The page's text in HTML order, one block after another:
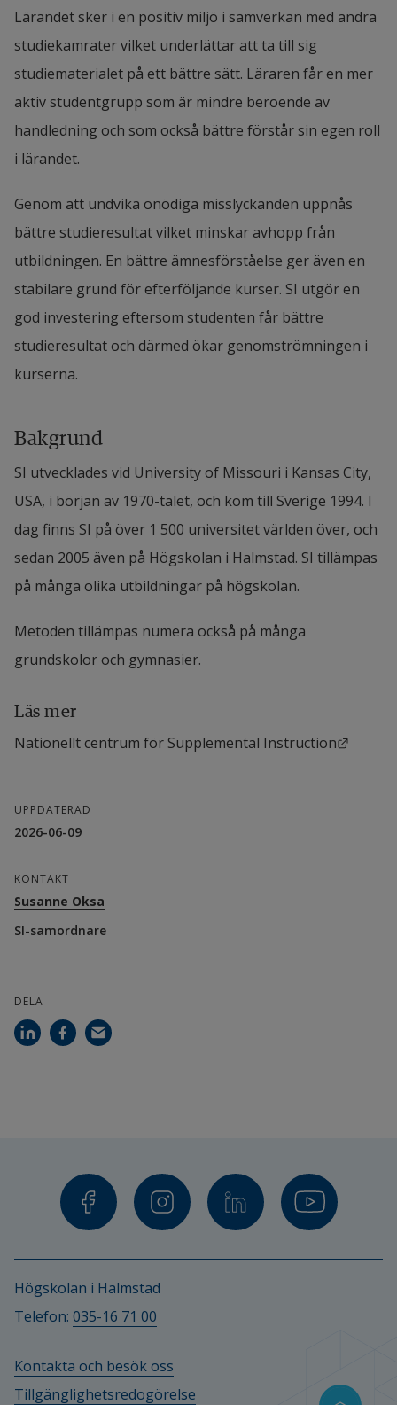
Lärandet sker i en positiv miljö i samverkan med andra
studiekamrater vilket underlättar att ta till sig
studiematerialet på ett bättre sätt. Läraren får en mer
aktiv studentgrupp som är mindre beroende av
handledning och som också bättre förstår sin egen roll
i lärandet.
Genom att undvika onödiga misslyckanden uppnås
bättre studieresultat vilket minskar avhopp från
utbildningen. En bättre ämnesförståelse ger även en
stabilare grund för efterföljande kurser. SI utgör en
god investering eftersom studenten får bättre
studieresultat och därmed ökar genomströmningen i
kurserna.
Bakgrund
SI utvecklades vid University of Missouri i Kansas City,
USA, i början av 1970-talet, och kom till Sverige 1994. I
dag finns SI på över 1 500 universitet världen över, och
sedan 2005 även på Högskolan i Halmstad. SI tillämpas
på många olika utbildningar på högskolan.
Metoden tillämpas numera också på många
grundskolor och gymnasier.
Läs mer
Nationellt centrum för Supplemental Instruction
UPPDATERAD
2026-06-09
KONTAKT
Susanne Oksa
SI-samordnare
DELA
Högskolan i Halmstad
Telefon: 035-16 71 00
Kontakta och besök oss
Tillgänglighetsredogörelse